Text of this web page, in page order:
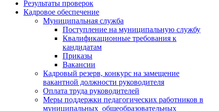
Результаты проверок
Кадровое обеспечение
Муниципальная служба
Поступление на муниципальную службу
Квалификационные требования к
кандидатам
Приказы
Вакансии
Кадровый резерв, конкурс на замещение
вакантной должности руководителя
Оплата труда руководителей
Меры поддержки педагогических работников в
муниципальных общеобразовательных